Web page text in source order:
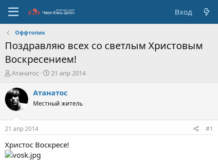
Вход
Оффтопик
Поздравляю всех со светлым Христовым
Воскресением!
А
т
о
р
м
ы
Атанатос
Д
т
с
а
н
21 апр 2014
Атанатос
Местный житель
21 апр 2014 #1
Христос Воскресе!